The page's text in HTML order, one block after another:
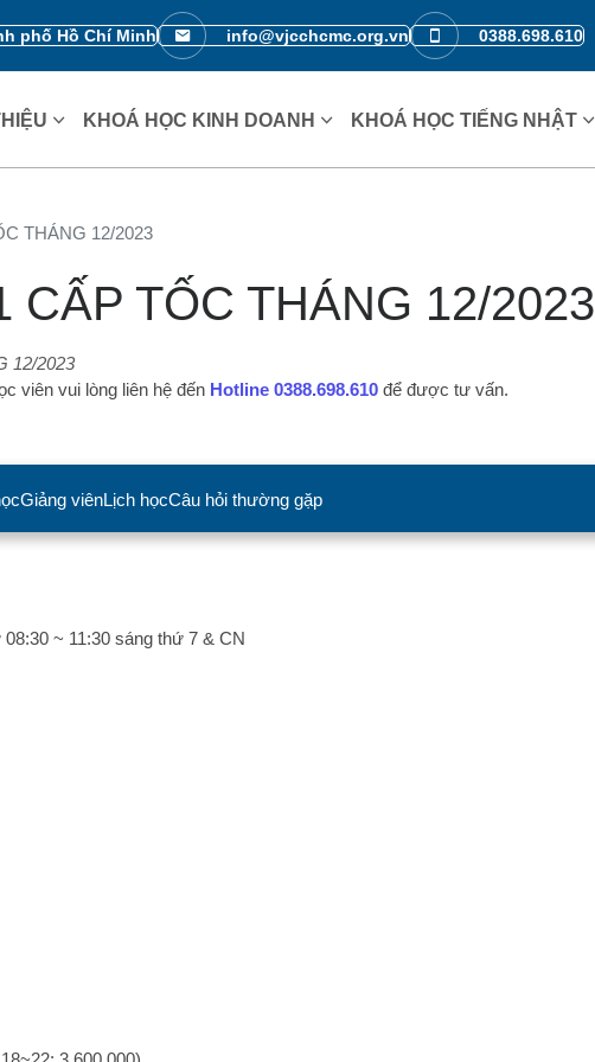
phố Hồ Chí Minh info@vjcchcmc.org.vn 0388.698.610
KHOÁ HỌC KINH DOANH KHOÁ HỌC TIẾNG NHẬT
THÁNG 12/2023
CẤP TỐC THÁNG 12/2023
12/2023
viên vui lòng liên hệ đến Hotline 0388.698.610 để được tư vấn.
Giảng viênLịch họcCâu hỏi thường gặp
~ 11:30 sáng thứ 7 & CN